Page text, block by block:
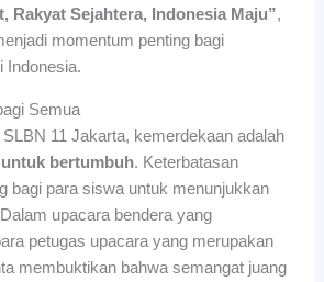
Rakyat Sejahtera, Indonesia Maju”,
momentum penting bagi
Indonesia.
Semua
11 Jakarta, kemerdekaan adalah
untuk bertumbuh. Keterbatasan
bagi para siswa untuk menunjukkan
upacara bendera yang
petugas upacara yang merupakan
membuktikan bahwa semangat juang